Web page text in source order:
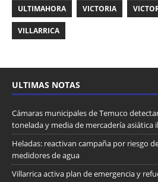
ULTIMAHORA VICTORIA
VILLARRICA
ULTIMAS NOTAS
Cámaras municipales de Temuco
tonelada y media de mercadería asiática
Heladas: reactivan campaña por riesgo
medidores de agua
Villarrica activa plan de emergencia y